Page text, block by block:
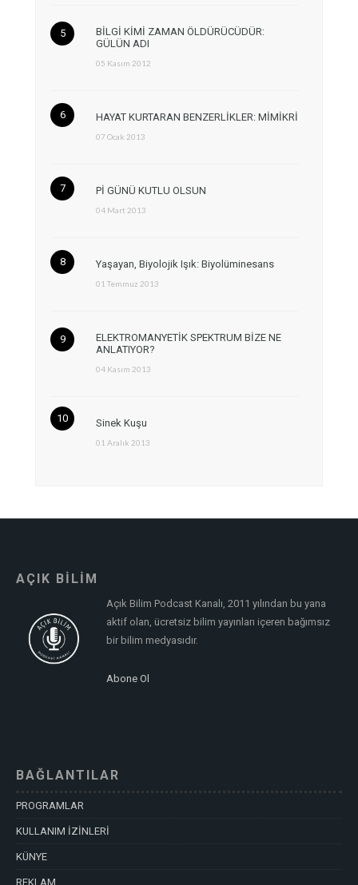
BİLGİ KİMİ ZAMAN ÖLDÜRÜCÜDÜR:
GÜLÜN ADI
05 Kasım 2012
HAYAT KURTARAN BENZERLİKLER: MİMİKRİ
07 Ocak 2013
Pİ GÜNÜ KUTLU OLSUN
04 Mart 2013
Yaşayan, Biyolojik Işık: Biyolüminesans
01 Temmuz 2013
ELEKTROMANYETİK SPEKTRUM BİZE NE
ANLATIYOR?
04 Kasım 2013
Sinek Kuşu
01 Aralık 2013
AÇIK BİLİM
Açık Bilim Podcast Kanalı, 2011 yılından bu yana
aktif olan, ücretsiz bilim yayınları içeren bağımsız
bir bilim medyasıdır.
Abone Ol
BAĞLANTILAR
PROGRAMLAR
KULLANIM İZİNLERİ
KÜNYE
REKLAM